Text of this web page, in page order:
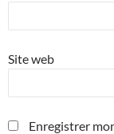
Site web
Enregistrer